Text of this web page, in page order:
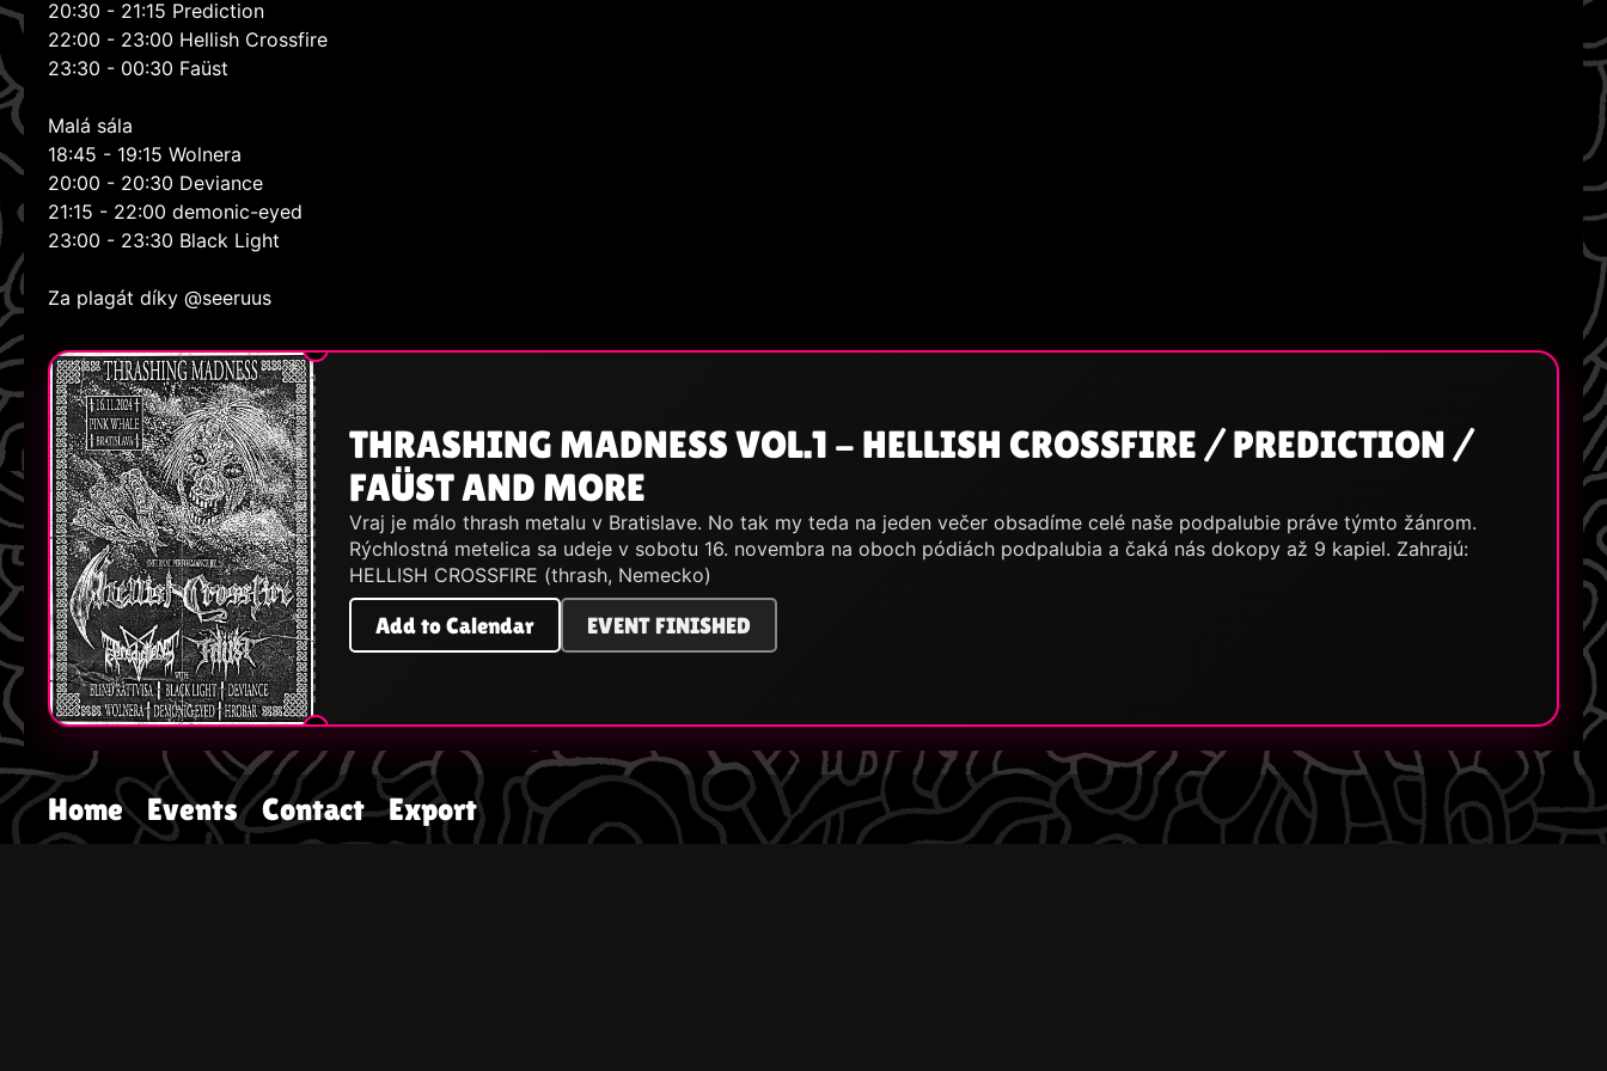
20:30 - 21:15 Prediction
22:00 - 23:00 Hellish Crossfire
23:30 - 00:30 Faüst
Malá sála
18:45 - 19:15 Wolnera
20:00 - 20:30 Deviance
21:15 - 22:00 demonic-eyed
23:00 - 23:30 Black Light
Za plagát díky @seeruus
THRASHING MADNESS VOL.1 - HELLISH CROSSFIRE / PREDICTION /
FAÜST AND MORE
Vraj je málo thrash metalu v Bratislave. No tak my teda na jeden večer obsadíme celé naše podpalubie práve týmto žánrom.
Rýchlostná metelica sa udeje v sobotu 16. novembra na oboch pódiách podpalubia a čaká nás dokopy až 9 kapiel. Zahrajú:
HELLISH CROSSFIRE (thrash, Nemecko)
Add to Calendar EVENT FINISHED
Home Events Contact Export